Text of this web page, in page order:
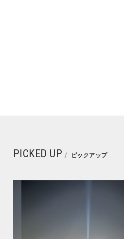
PICKED UP ピックアップ